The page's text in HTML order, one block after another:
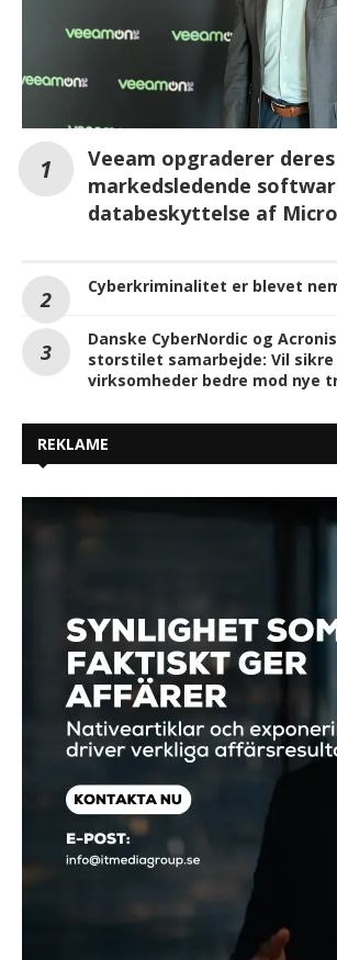
Veeam opgraderer deres
markedsledende
databeskyttelse af
Cyberkriminalitet er blevet
Danske CyberNordic og
storstilet samarbejde: Vil sikre
virksomheder bedre mod nye
REKLAME